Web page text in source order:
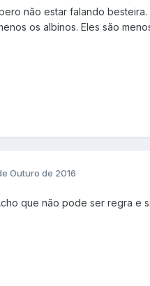
não estar falando
os albinos. Eles são
Outuro de 2016
que não pode ser regra e